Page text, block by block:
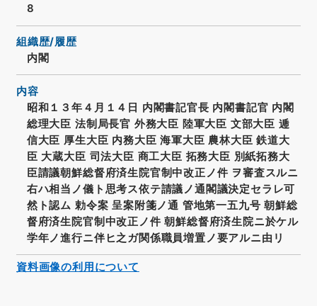
8
組織歴/履歴
内閣
内容
昭和１３年４月１４日 内閣書記官長 内閣書記官 内閣
総理大臣 法制局長官 外務大臣 陸軍大臣 文部大臣 逓
信大臣 厚生大臣 内務大臣 海軍大臣 農林大臣 鉄道大
臣 大蔵大臣 司法大臣 商工大臣 拓務大臣 別紙拓務大
臣請議朝鮮総督府済生院官制中改正ノ件 ヲ審査スルニ
右ハ相当ノ儀ト思考ス依テ請議ノ通閣議決定セラレ可
然ト認ム 勅令案 呈案附箋ノ通 管地第一五九号 朝鮮総
督府済生院官制中改正ノ件 朝鮮総督府済生院ニ於ケル
学年ノ進行ニ伴ヒ之ガ関係職員増置ノ要アルニ由リ
資料画像の利用について